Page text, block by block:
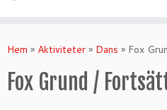
till
Hem » Aktiviteter » Dans » Fox
Fox Grund /